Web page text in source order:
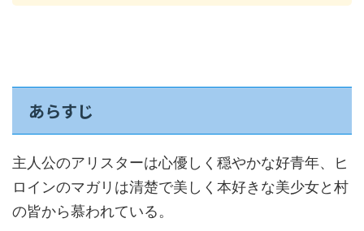
あらすじ
主人公のアリスターは心優しく穏やかな好青年、ヒ
ロインのマガリは清楚で美しく本好きな美少女と村
の皆から慕われている。